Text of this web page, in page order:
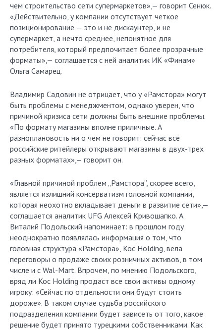
чем строительство сети супермаркетов»,— говорит Сенюк.
«Действительно, у компании отсутствует четкое
позиционирование — это и не дискаунтер, и не
супермаркет, а нечто среднее, непонятное для
потребителя, который предпочитает более прозрачные
форматы»,— соглашается с ней аналитик ИК «Финам»
Ольга Самарец.
Владимир Садовин не отрицает, что у «Рамстора» могут
быть проблемы с менеджментом, однако уверен, что
причиной кризиса сети должны быть внешние проблемы.
«По формату магазины вполне приличные. А
разноплановость ни о чем не говорит: сейчас все
российские ритейлеры открывают магазины в двух-трех
разных форматах»,— говорит он.
«Главной причиной проблем „Рамстора”, скорее всего,
является излишний консерватизм головной компании,
которая неохотно вкладывает деньги в развитие сети»,—
соглашается аналитик UFG Алексей Кривошапко. А
Виталий Подольский напоминает: в прошлом году
неоднократно появлялась информация о том, что
головная структура «Рамстора», Koc Holding, вела
переговоры о продаже своих розничных активов, в том
числе и с Wal-Mart. Впрочем, по мнению Подольского,
вряд ли Koc Holding продаст все свои активы одному
игроку: «Сейчас по отдельности они будут стоить
дороже». В таком случае судьба российского
подразделения компании будет зависеть от того, какое
решение будет принято турецкими собственниками. Как